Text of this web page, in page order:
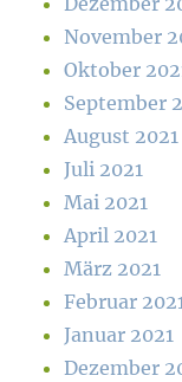
November
Oktober
September
August 2021
Juli 2021
Mai 2021
April 2021
März 2021
Februar
Januar 2021
Dezember